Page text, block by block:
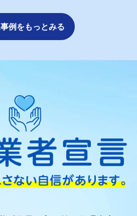
例をもっとみる